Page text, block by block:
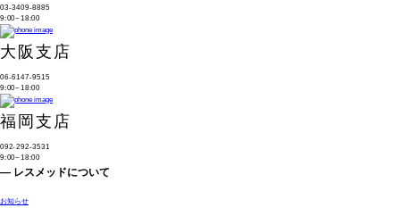
03-3409-8885
9:00~18:00
大阪支店
06-6147-9515
9:00~18:00
福岡支店
092-292-3531
9:00~18:00
— レスメッドについて
お知らせ